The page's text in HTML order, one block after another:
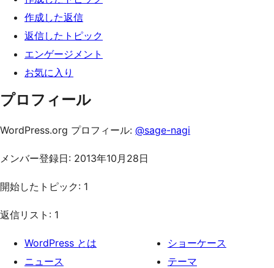
作成した返信
返信したトピック
エンゲージメント
お気に入り
プロフィール
WordPress.org プロフィール: @sage-nagi
メンバー登録日: 2013年10月28日
開始したトピック: 1
返信リスト: 1
WordPress とは
ニュース
ショーケース
テーマ